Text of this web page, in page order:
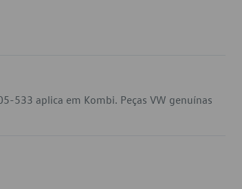
533 aplica em Kombi. Peças VW genuínas